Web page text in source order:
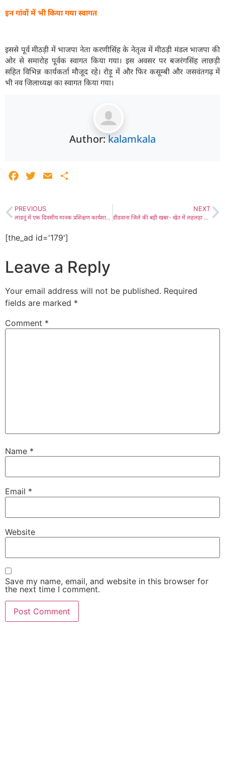
इन गांवों में भी किया गया स्वागत
इससे पूर्व मीठड़ी में भाजपा नेता करणीसिंह के नेतृत्व में मीठड़ी मंडल भाजपा की
ओर से समारोह पूर्वक स्वागत किया गया। इस अवसर पर बजरंगसिंह लाछड़ी
सहित विभिन्न कार्यकर्ता मौजूद रहे। रोड़ू में और फिर कसूम्बी और जसवंतगढ़ में
भी नव जिलाध्यक्ष का स्वागत किया गया।
Author:kalamkala
FacebookTwitterEmail
PREVIOUS
लाडनूं में एक दिवसीय मानक प्रशिक्षण कार्यशाला का आयोजन, ग्राम पंचायत से जुड़े महत्वपूर्ण मानकों को प्राथमिकता देने के बारे में सरपंचों एवं ग्राम विकास अधिकारियों को बताया
NEXT
डीडवाना जिले की बड़ी खबर- खेत में लहलहा रही थी अफीम की हरी-भरी फसल, पुलिस ने दबिश देकर फसल सहित एक को दबोचा, अफीम के 20 हजार हरे-भरे पौधे किए जब्त, 2400 वर्ग फुट में बो रखी थी अफीम, मानाराम जाट को किया गिरफ्तार
[the_ad id='179']
Leave a Reply
Your email address will not be published. Required
fields are marked *
Comment *
Name *
Email *
Website
Save my name, email, and website in this browser for
the next time I comment.